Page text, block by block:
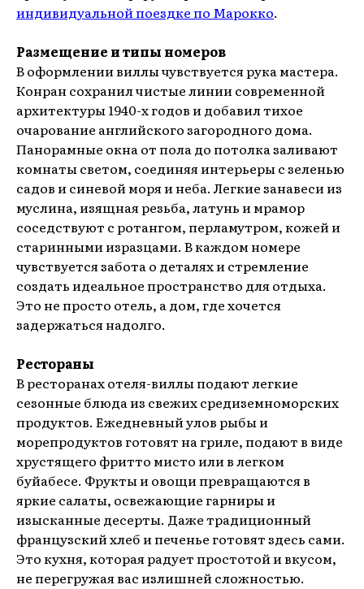
индивидуальной поездке по Марокко.
Размещение и типы номеров
В оформлении виллы чувствуется рука мастера.
Конран сохранил чистые линии современной
архитектуры 1940-х годов и добавил тихое
очарование английского загородного дома.
Панорамные окна от пола до потолка заливают
комнаты светом, соединяя интерьеры с зеленью
садов и синевой моря и неба. Легкие занавеси из
муслина, изящная резьба, латунь и мрамор
соседствуют с ротангом, перламутром, кожей и
старинными изразцами. В каждом номере
чувствуется забота о деталях и стремление
создать идеальное пространство для отдыха.
Это не просто отель, а дом, где хочется
задержаться надолго.
Рестораны
В ресторанах отеля-виллы подают легкие
сезонные блюда из свежих средиземноморских
продуктов. Ежедневный улов рыбы и
морепродуктов готовят на гриле, подают в виде
хрустящего фритто мисто или в легком
буйабесе. Фрукты и овощи превращаются в
яркие салаты, освежающие гарниры и
изысканные десерты. Даже традиционный
французский хлеб и печенье готовят здесь сами.
Это кухня, которая радует простотой и вкусом,
не перегружая вас излишней сложностью.